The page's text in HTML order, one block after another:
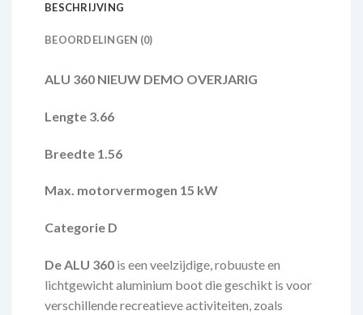
BESCHRIJVING
BEOORDELINGEN (0)
ALU 360 NIEUW DEMO OVERJARIG
Lengte 3.66
Breedte 1.56
Max. motorvermogen 15 kW
Categorie D
De ALU 360 is een veelzijdige, robuuste en
lichtgewicht aluminium boot die geschikt is voor
verschillende recreatieve activiteiten, zoals